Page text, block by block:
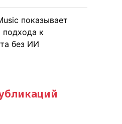
показывает
подхода к
без ИИ